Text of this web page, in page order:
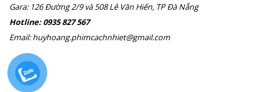
Gara: 126 Đường 2/9 và 508 Lê Văn Hiến, TP Đà Nẵng
Hotline: 0935 827 567
Email: huyhoang.phimcachnhiet@gmail.com